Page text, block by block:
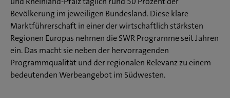
Bevölkerung im jeweiligen Bundesland. Diese klare
Marktführerschaft in einer der wirtschaftlich stärksten
Regionen Europas nehmen die SWR Programme seit Jahren
ein. Das macht sie neben der hervorragenden
Programmqualität und der regionalen Relevanz zu einem
bedeutenden Werbeangebot im Südwesten.